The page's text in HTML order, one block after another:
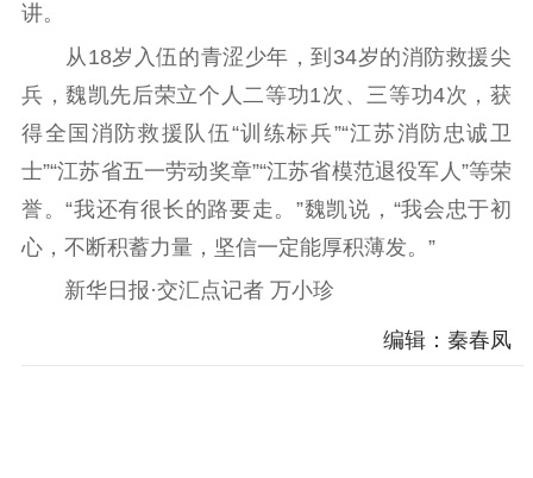
讲。
从18岁入伍的青涩少年，到34岁的消防救援尖
兵，魏凯先后荣立个人二等功1次、三等功4次，获
得全国消防救援队伍“训练标兵”“江苏消防忠诚卫
士”“江苏省五一劳动奖章”“江苏省模范退役军人”等荣
誉。“我还有很长的路要走。”魏凯说，“我会忠于初
心，不断积蓄力量，坚信一定能厚积薄发。”
新华日报·交汇点记者 万小珍
编辑：秦春凤